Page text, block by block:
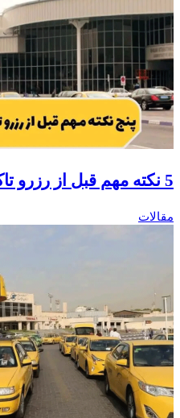
5 نکته مهم قبل از رزرو تاکسی فرودگاه امام‎
مقالات